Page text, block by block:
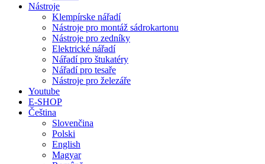
Nástroje
Klempírske nářadí
Nástroje pro montáž sádrokartonu
Nástroje pro zedníky
Elektrické nářadí
Nářadí pro štukatéry
Nářadí pro tesaře
Nástroje pro železáře
Youtube
E-SHOP
Čeština
Slovenčina
Polski
English
Magyar